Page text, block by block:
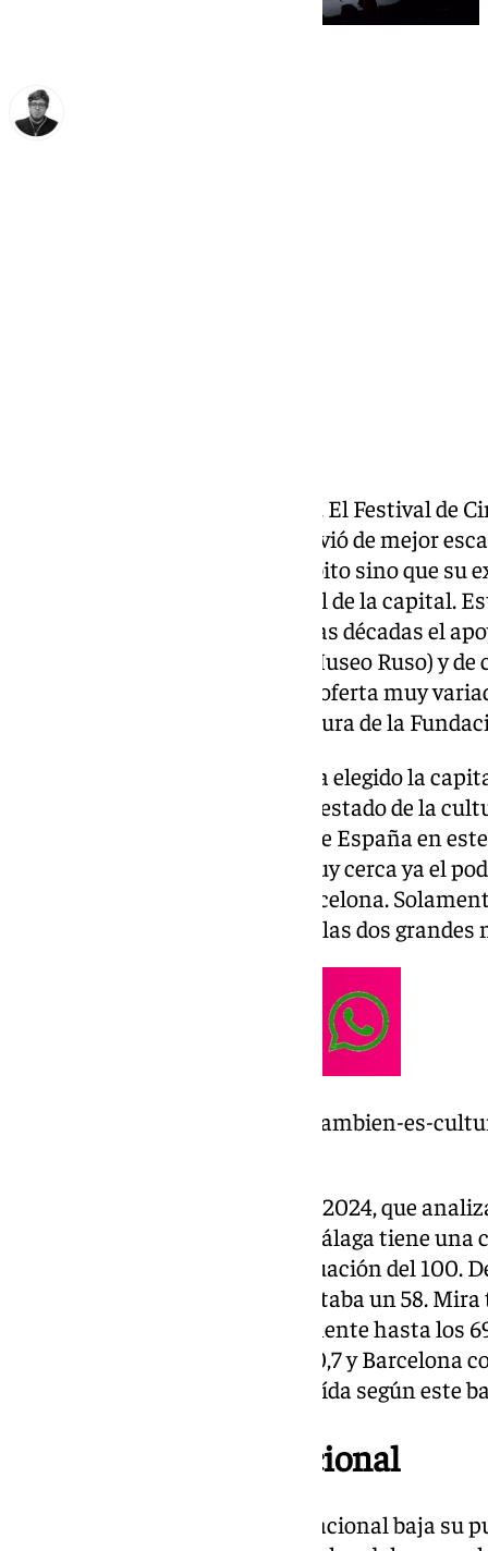
es un hecho. El Festival de
propuesta que durante años sirvió de mejor
solamente creciera en este ámbito sino que su
crecimiento urbanístico y social de la capital.
encontrando durante las últimas décadas el
(Picasso, Thyssen, Pompidou, Museo Ruso) y
atractivos para conformar una oferta muy
según el Observatorio de la Cultura de la
Este organismo, que este año ha elegido la
presentar su informe anual del estado de la
Málaga como la cuarta ciudad de España en
retroceso de Valencia y tiene muy cerca ya el
indiscutibles para Madrid y Barcelona.
lugar, le aparta de codearse con las dos
https://www.101tv.es/malaga-tambien-es-
Este Observatorio de la Cultura 2024, que
grandes eventos, destaca que Málaga tiene
cultural de 57,2 sobre una puntuación del 100.
décimas, ya que en 2023 presentaba un 58.
Bilbao, que ha crecido notablemente hasta los
Madrid en primer puesto con 90,7 y Barcelona
Valencia ha sufrido una gran caída según este
A nivel andaluz y nacional
Sevilla, en sexto lugar, a nivel nacional baja